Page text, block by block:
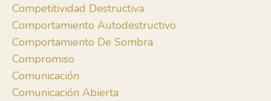
Competitividad Destructiva
Comportamiento Autodestructivo
Comportamiento De Sombra
Compromiso
Comunicación
Comunicación Abierta